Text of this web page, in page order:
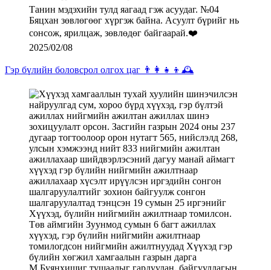
2025/02/08
Гэр бүлийн боловсрол олгох цаг 👨‍👩‍👧‍👦🕰